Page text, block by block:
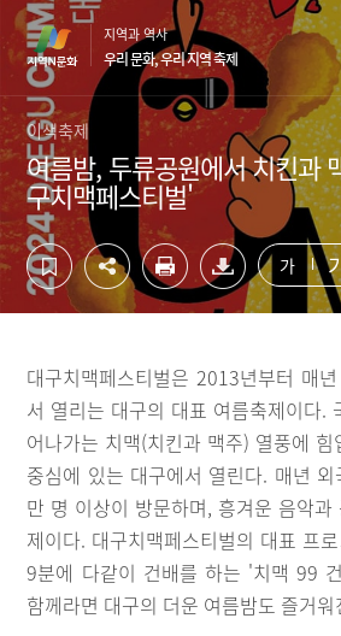
컨
텐
영
역
바
로
가
기
하
단
역
바
로
가
기
지역과 역사
우리 문화, 우리 지역 축제
이색축제
여름밤, 두류공원에서 치킨과
구치맥페스티벌'
가
대구치맥페스티벌은 2013년부터 매
서 열리는 대구의 대표 여름축제이다.
어나가는 치맥(치킨과 맥주) 열풍에
중심에 있는 대구에서 열린다. 매년
만 명 이상이 방문하며, 흥겨운 음악
제이다. 대구치맥페스티벌의 대표 프
9분에 다같이 건배를 하는 '치맥 99
함께라면 대구의 더운 여름밤도 즐거워